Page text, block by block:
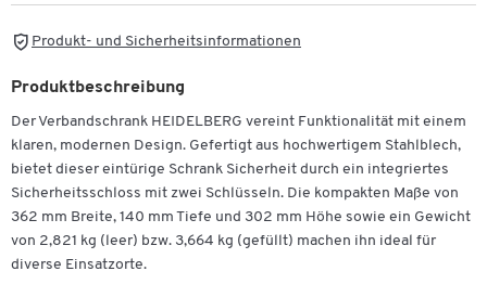
Produkt- und Sicherheitsinformationen
Produktbeschreibung
Der Verbandschrank HEIDELBERG vereint Funktionalität mit einem
klaren, modernen Design. Gefertigt aus hochwertigem Stahlblech,
bietet dieser eintürige Schrank Sicherheit durch ein integriertes
Sicherheitsschloss mit zwei Schlüsseln. Die kompakten Maße von
362 mm Breite, 140 mm Tiefe und 302 mm Höhe sowie ein Gewicht
von 2,821 kg (leer) bzw. 3,664 kg (gefüllt) machen ihn ideal für
diverse Einsatzorte.